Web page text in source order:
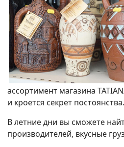
ассортимент магазина
и кроется секрет постоянства.
В летние дни вы сможете
производителей, вкусные